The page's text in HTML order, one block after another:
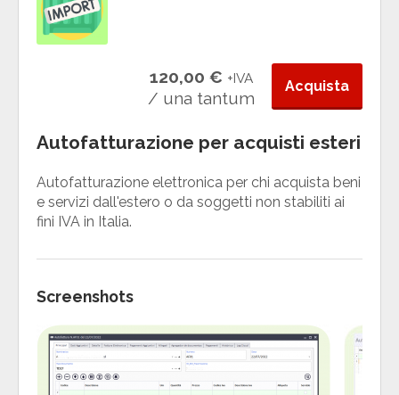
120,00 € +IVA
/ una tantum
Acquista
Autofatturazione per acquisti esteri
Autofatturazione elettronica per chi acquista beni
e servizi dall'estero o da soggetti non stabiliti ai
fini IVA in Italia.
Screenshots